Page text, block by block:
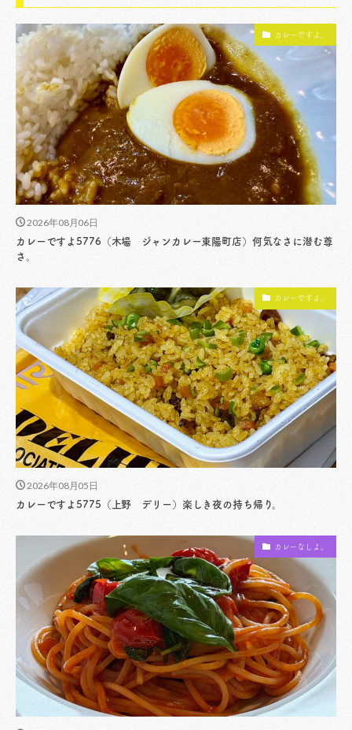
カレーですよ。
2026年08月06日
カレーですよ5776（木場 ジャンカレー東陽町店）何気なさに潜む尊
さ。
カレーですよ。
2026年08月05日
カレーですよ5775（上野 デリー）楽しき夜の持ち帰り。
カレーなしよ。